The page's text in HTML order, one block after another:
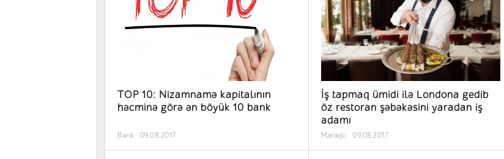
TOP 10: Nizamnamə kapitalının
həcminə görə ən böyük 10 bank
Bank 09.08.2017
İş tapmaq ümidi ilə Londona gedib
öz restoran şəbəkəsini yaradan iş
adamı
Maraqlı 09.08.2017